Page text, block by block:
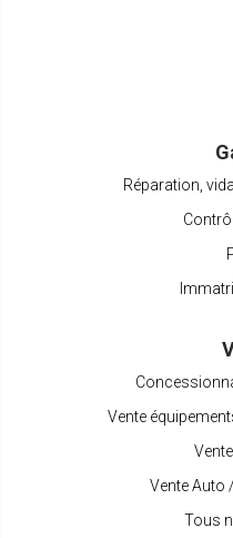
Réparation,
Vente
Vente
Tous